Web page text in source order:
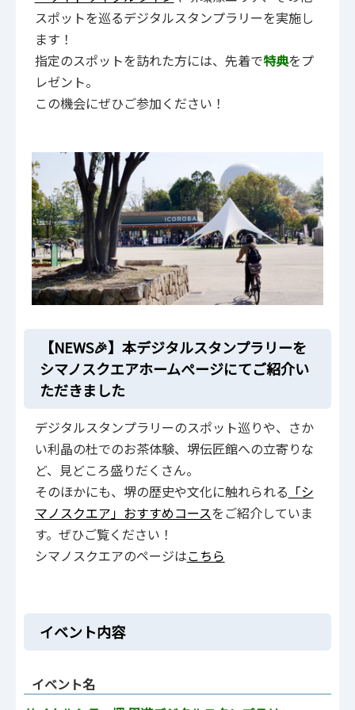
スポットを巡るデジタルスタンプラリーを実施し
ます！
指定のスポットを訪れた方には、先着で特典をプ
レゼント。
この機会にぜひご参加ください！
【NEWS🎉】本デジタルスタンプラリーを
シマノスクエアホームぺージにてご紹介い
ただきました
デジタルスタンプラリーのスポット巡りや、さか
い利晶の杜でのお茶体験、堺伝匠館への立寄りな
ど、見どころ盛りだくさん。
そのほかにも、堺の歴史や文化に触れられる 「シ
マノスクエア」おすすめコースをご紹介していま
す。ぜひご覧ください！
シマノスクエアのページはこちら
イベント内容
イベント名